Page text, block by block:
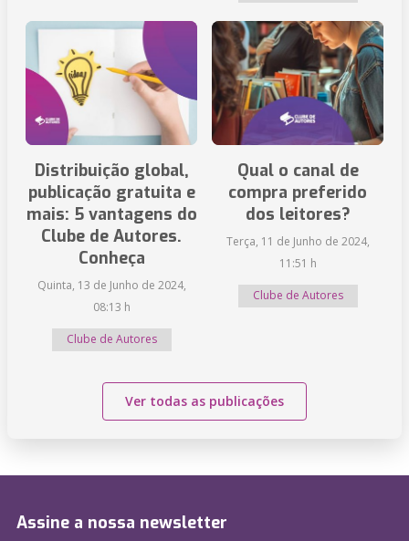
Distribuição global,
publicação gratuita e
mais: 5 vantagens do
Clube de Autores.
Conheça
Quinta, 13 de Junho de 2024,
08:13 h
Clube de Autores
Qual o canal de
compra preferido
dos leitores?
Terça, 11 de Junho de 2024,
11:51 h
Clube de Autores
Ver todas as publicações
Assine a nossa newsletter